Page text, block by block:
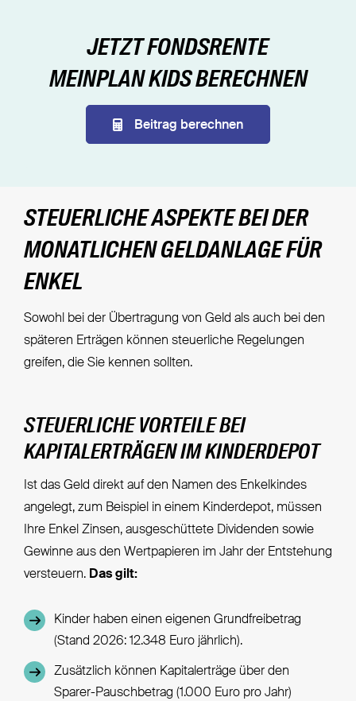
JETZT FONDSRENTE
MEINPLAN KIDS BERECHNEN
Beitrag berechnen
STEUERLICHE ASPEKTE BEI DER
MONATLICHEN GELDANLAGE FÜR
ENKEL
Sowohl bei der Übertragung von Geld als auch bei den
späteren Erträgen können steuerliche Regelungen
greifen, die Sie kennen sollten.
STEUERLICHE VORTEILE BEI
KAPITALERTRÄGEN IM KINDERDEPOT
Ist das Geld direkt auf den Namen des Enkelkindes
angelegt, zum Beispiel in einem Kinderdepot, müssen
Ihre Enkel Zinsen, ausgeschüttete Dividenden sowie
Gewinne aus den Wertpapieren im Jahr der Entstehung
versteuern. Das gilt:
Kinder haben einen eigenen Grundfreibetrag
(Stand 2026: 12.348 Euro jährlich).
Zusätzlich können Kapitalerträge über den
Sparer-Pauschbetrag (1.000 Euro pro Jahr)